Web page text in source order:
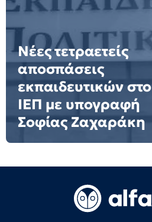
Νέες τετραετείς
αποσπάσεις
εκπαιδευτικών στο
ΙΕΠ με υπογραφή
Σοφίας Ζαχαράκη